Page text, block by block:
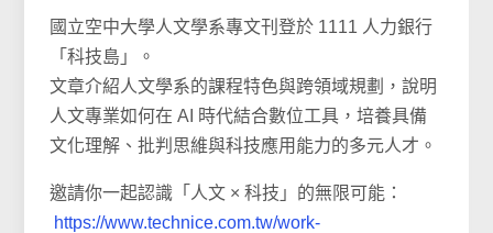
國立空中大學人文學系專文刊登於 1111 人力銀行
「科技島」。
文章介紹人文學系的課程特色與跨領域規劃，說明
人文專業如何在 AI 時代結合數位工具，培養具備
文化理解、批判思維與科技應用能力的多元人才。
邀請你一起認識「人文 × 科技」的無限可能：
https://www.technice.com.tw/work-